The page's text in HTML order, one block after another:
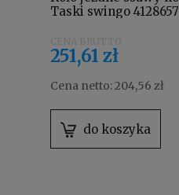
Taski swingo 4128657
251,61 zł
Cena netto:204,56 zł
do koszyka